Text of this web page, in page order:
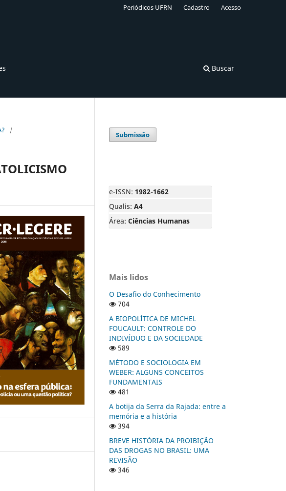
Buscar
Periódicos UFRN Cadastro Acesso
/
Submissão
e-ISSN: 1982-1662
Qualis: A4
Área: Ciências Humanas
Mais lidos
O Desafio do Conhecimento
704
A BIOPOLÍTICA DE MICHEL
FOUCAULT: CONTROLE DO
INDIVÍDUO E DA SOCIEDADE
589
MÉTODO E SOCIOLOGIA EM
WEBER: ALGUNS CONCEITOS
FUNDAMENTAIS
481
A botija da Serra da Rajada: entre a
memória e a história
394
BREVE HISTÓRIA DA PROIBIÇÃO
DAS DROGAS NO BRASIL: UMA
REVISÃO
346